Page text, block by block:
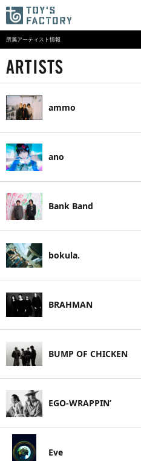
所属アーティスト情報
ammo
ano
Bank Band
bokula.
BRAHMAN
BUMP OF CHICKEN
EGO-WRAPPIN’
Eve